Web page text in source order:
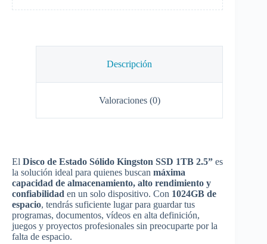
Descripción
Valoraciones (0)
El Disco de Estado Sólido Kingston SSD 1TB 2.5” es
la solución ideal para quienes buscan máxima
capacidad de almacenamiento, alto rendimiento y
confiabilidad en un solo dispositivo. Con 1024GB de
espacio, tendrás suficiente lugar para guardar tus
programas, documentos, vídeos en alta definición,
juegos y proyectos profesionales sin preocuparte por la
falta de espacio.